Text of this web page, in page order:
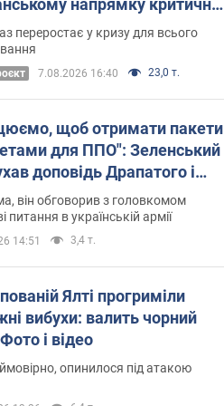
напрямку критичний
як це вдалося
переростає у кризу для всього
7.08.2026 16:40 23,0 т.
щоб отримати пакети
для ППО": Зеленський
доповідь Драпатого і
нові кроки
він обговорив з головкомом
питання в українській армії
14:51 3,4 т.
Ялті прогриміли
вибухи: валить чорний
і відео
опинилося під атакою